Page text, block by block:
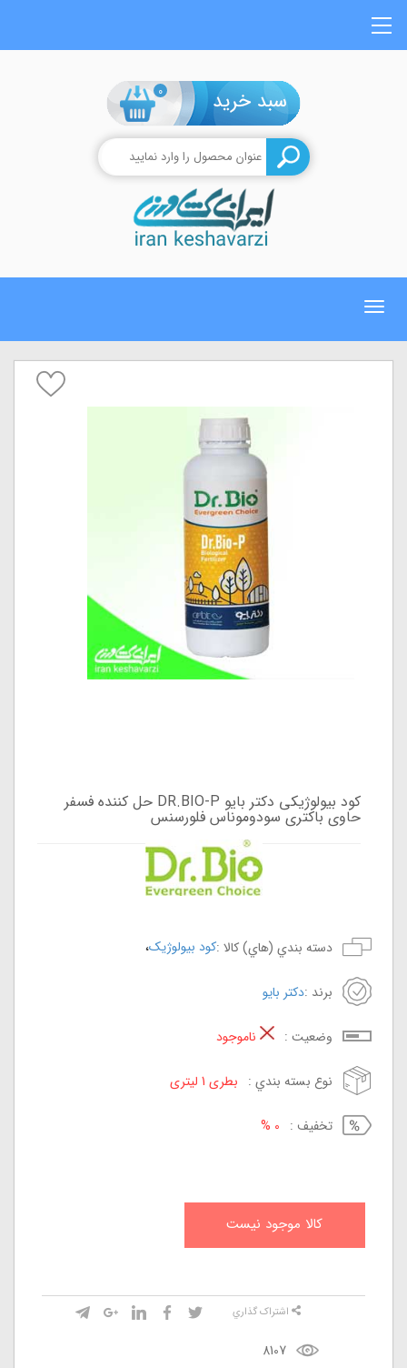
0
Toggle
کود بیولوژیکی دکتر بایو DR.BIO-P حل کننده فسفر
حاوی باکتری سودوموناس فلورسنس
دسته بندي (هاي) کالا :کود بیولوژیک،
برند :دکتر بایو
وضعيت : ناموجود
نوع بسته بندي : بطری 1 لیتری
تخفيف : 0 %
کالا موجود نيست
8107
اشتراک گذاري